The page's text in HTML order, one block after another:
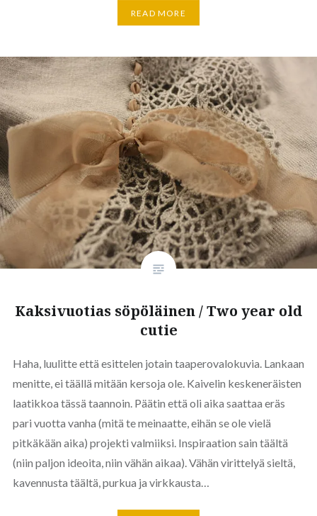
READ MORE
Kaksivuotias söpöläinen / Two year old
cutie
Haha, luulitte että esittelen jotain taaperovalokuvia. Lankaan
menitte, ei täällä mitään kersoja ole. Kaivelin keskeneräisten
laatikkoa tässä taannoin. Päätin että oli aika saattaa eräs
pari vuotta vanha (mitä te meinaatte, eihän se ole vielä
pitkäkään aika) projekti valmiiksi. Inspiraation sain täältä
(niin paljon ideoita, niin vähän aikaa). Vähän virittelyä sieltä,
kavennusta täältä, purkua ja virkkausta…